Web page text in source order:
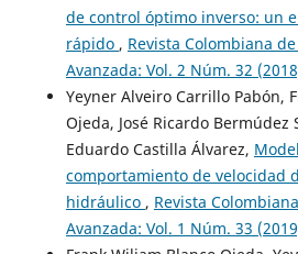
de control óptimo inverso: un
rápido , Revista Colombiana
Avanzada: Vol. 2 Núm. 32
Yeyner Alveiro Carrillo Pabón,
Ojeda, José Ricardo Bermúdez
Eduardo Castilla Álvarez,
comportamiento de velocidad
hidráulico , Revista
Avanzada: Vol. 1 Núm. 33